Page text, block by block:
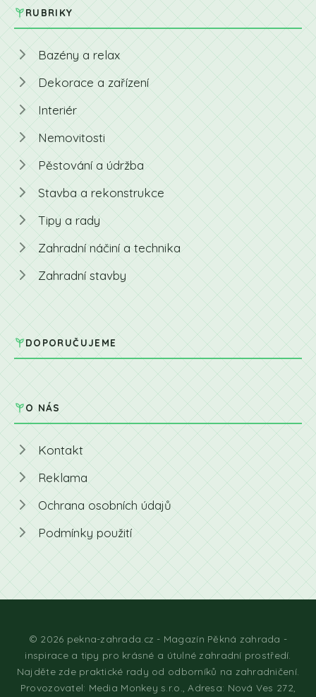
RUBRIKY
Bazény a relax
Dekorace a zařízení
Interiér
Nemovitosti
Pěstování a údržba
Stavba a rekonstrukce
Tipy a rady
Zahradní náčiní a technika
Zahradní stavby
DOPORUČUJEME
O NÁS
Kontakt
Reklama
Ochrana osobních údajů
Podmínky použití
© 2026 pekna-zahrada.cz - Magazín Pěkná zahrada -
inspirace a tipy pro krásné a útulné zahradní prostředí.
Najděte zde praktické rady od odborníků na zahradničení.
Provozovatel: Media Monkey s.r.o., Adresa: Nová Ves 272,